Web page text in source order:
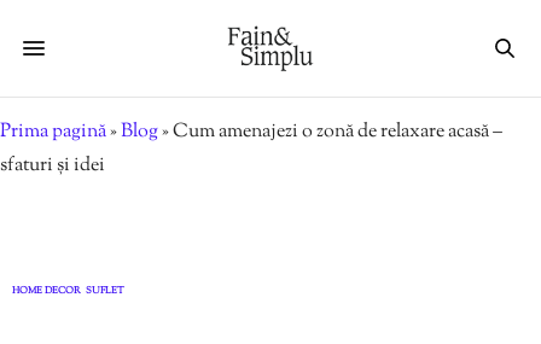
Prima pagină»Blog»Cum amenajezi o zonă de relaxare acasă –
sfaturi și idei
HOME DECOR SUFLET